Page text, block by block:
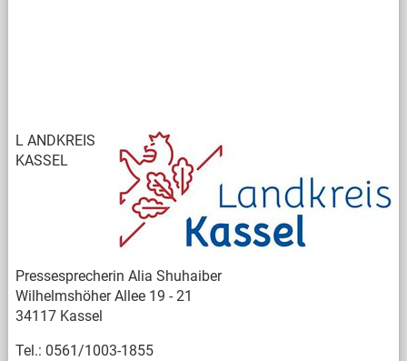
L ANDKREIS
KASSEL
Pressesprecherin Alia Shuhaiber
Wilhelmshöher Allee 19 - 21
34117 Kassel
Tel.: 0561/1003-1855